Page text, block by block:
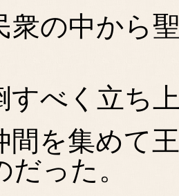
衆の中から
すべく立ち
間を集めて
だった。